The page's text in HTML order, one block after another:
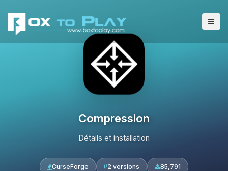
Compression
Détails et installation
CurseForge 2 versions 85,791